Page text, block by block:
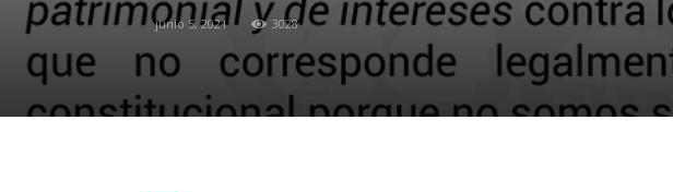
junio 5, 2021 3028